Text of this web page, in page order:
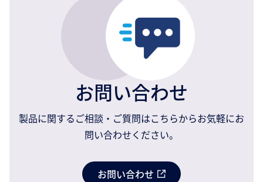
お問い合わせ
製品に関するご相談・ご質問はこちらからお気軽にお
問い合わせください。
お問い合わせ